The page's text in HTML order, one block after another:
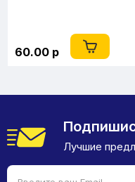
60.00 р
Лучшие